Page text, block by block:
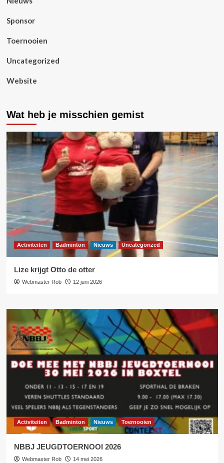
Sponsor
Toernooien
Uncategorized
Website
Wat heb je misschien gemist
Activiteiten Badminton Nieuws Uncategorized
Lize krijgt Otto de otter
Webmaster Rob 12 juni 2026
Activiteiten Badminton Nieuws Toernooien
NBBJ JEUGDTOERNOOI 2026
Webmaster Rob 14 mei 2026